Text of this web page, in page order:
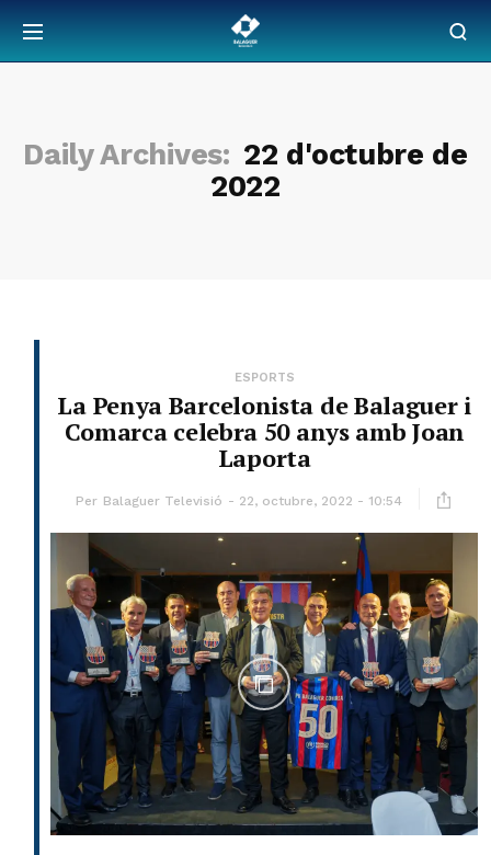
Daily Archives: 22 d'octubre de
2022
ESPORTS
La Penya Barcelonista de Balaguer i
Comarca celebra 50 anys amb Joan
Laporta
Per Balaguer Televisió 22, octubre, 2022 - 10:54